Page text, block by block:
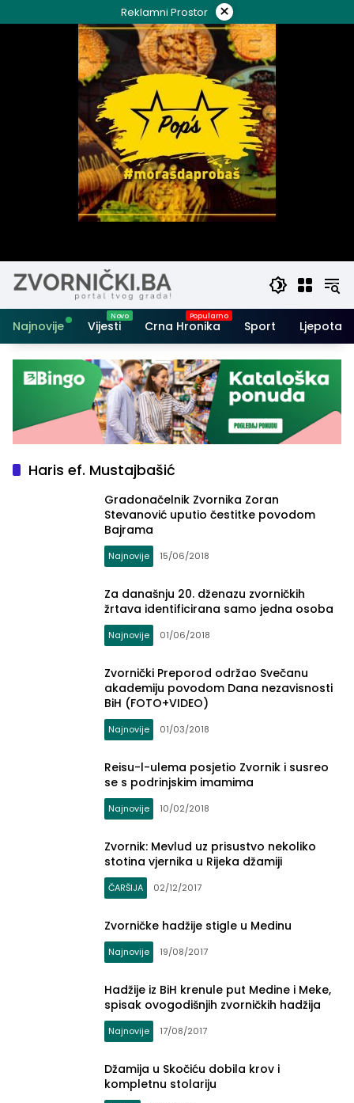
to
Reklamni Prostor ×
Najnovije Vijesti Crna Hronika Sport Ljepota i
Haris ef. Mustajbašić
Gradonačelnik Zvornika Zoran
Stevanović uputio čestitke povodom
Bajrama
Najnovije 15/06/2018
Za današnju 20. dženazu zvorničkih
žrtava identificirana samo jedna osoba
Najnovije 01/06/2018
Zvornički Preporod održao Svečanu
akademiju povodom Dana nezavisnosti
BiH (FOTO+VIDEO)
Najnovije 01/03/2018
Reisu-l-ulema posjetio Zvornik i susreo
se s podrinjskim imamima
Najnovije 10/02/2018
Zvornik: Mevlud uz prisustvo nekoliko
stotina vjernika u Rijeka džamiji
ČARŠIJA 02/12/2017
Zvorničke hadžije stigle u Medinu
Najnovije 19/08/2017
Hadžije iz BiH krenule put Medine i Meke,
spisak ovogodišnjih zvorničkih hadžija
Najnovije 17/08/2017
Džamija u Skočiću dobila krov i
kompletnu stolariju